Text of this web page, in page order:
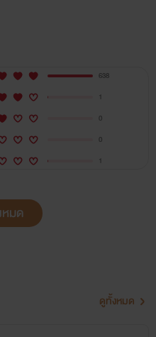
ชายเพลย์บอย
ชีวา
bdsm
นอกกาย
638
1
0
0
1
มด
ดูทั้งหมด